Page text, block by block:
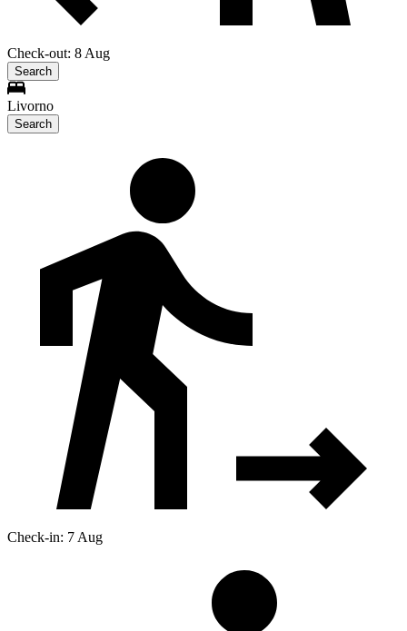
Check-out: 8 Aug
Search
Livorno
Search
Check-in: 7 Aug